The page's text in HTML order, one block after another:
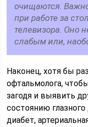
очищаются.
при работе за
телевизора. Оно
слабым или,
Наконец, хотя бы
офтальмолога,
загодя и выявить
состоянию
диабет,